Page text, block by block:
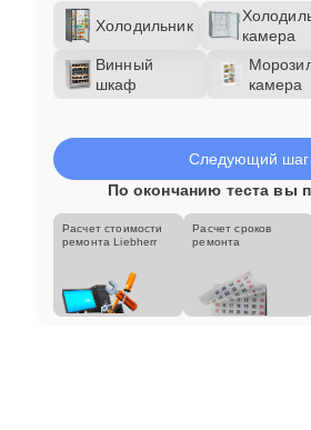
Холодильник
камера
Винный
шкаф
камера
Следующий шаг
По окончанию теста вы
Расчет стоимости
ремонта Liebherr
Расчет сроков
ремонта